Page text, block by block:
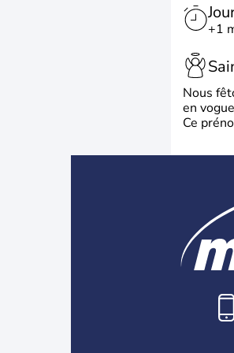
+1
Nous
en
Ce